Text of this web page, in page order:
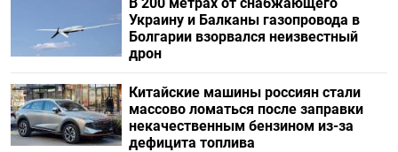
Украину и Балканы газопровода в
Болгарии взорвался неизвестный
дрон
Китайские машины россиян стали
массово ломаться после заправки
некачественным бензином из-за
дефицита топлива